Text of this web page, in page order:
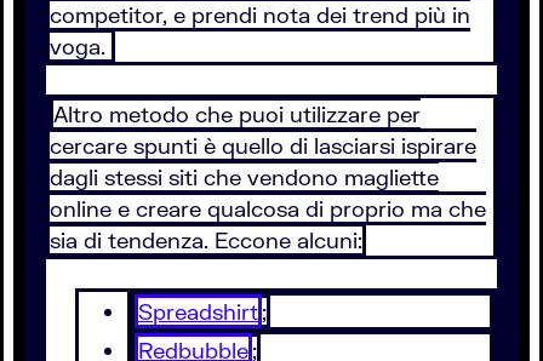
competitor, e prendi nota dei trend più in
voga.
Altro metodo che puoi utilizzare per
cercare spunti è quello di lasciarsi ispirare
dagli stessi siti che vendono magliette
online e creare qualcosa di proprio ma che
sia di tendenza. Eccone alcuni:
Spreadshirt;
Redbubble;